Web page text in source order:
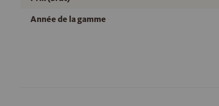
Année de la gamme